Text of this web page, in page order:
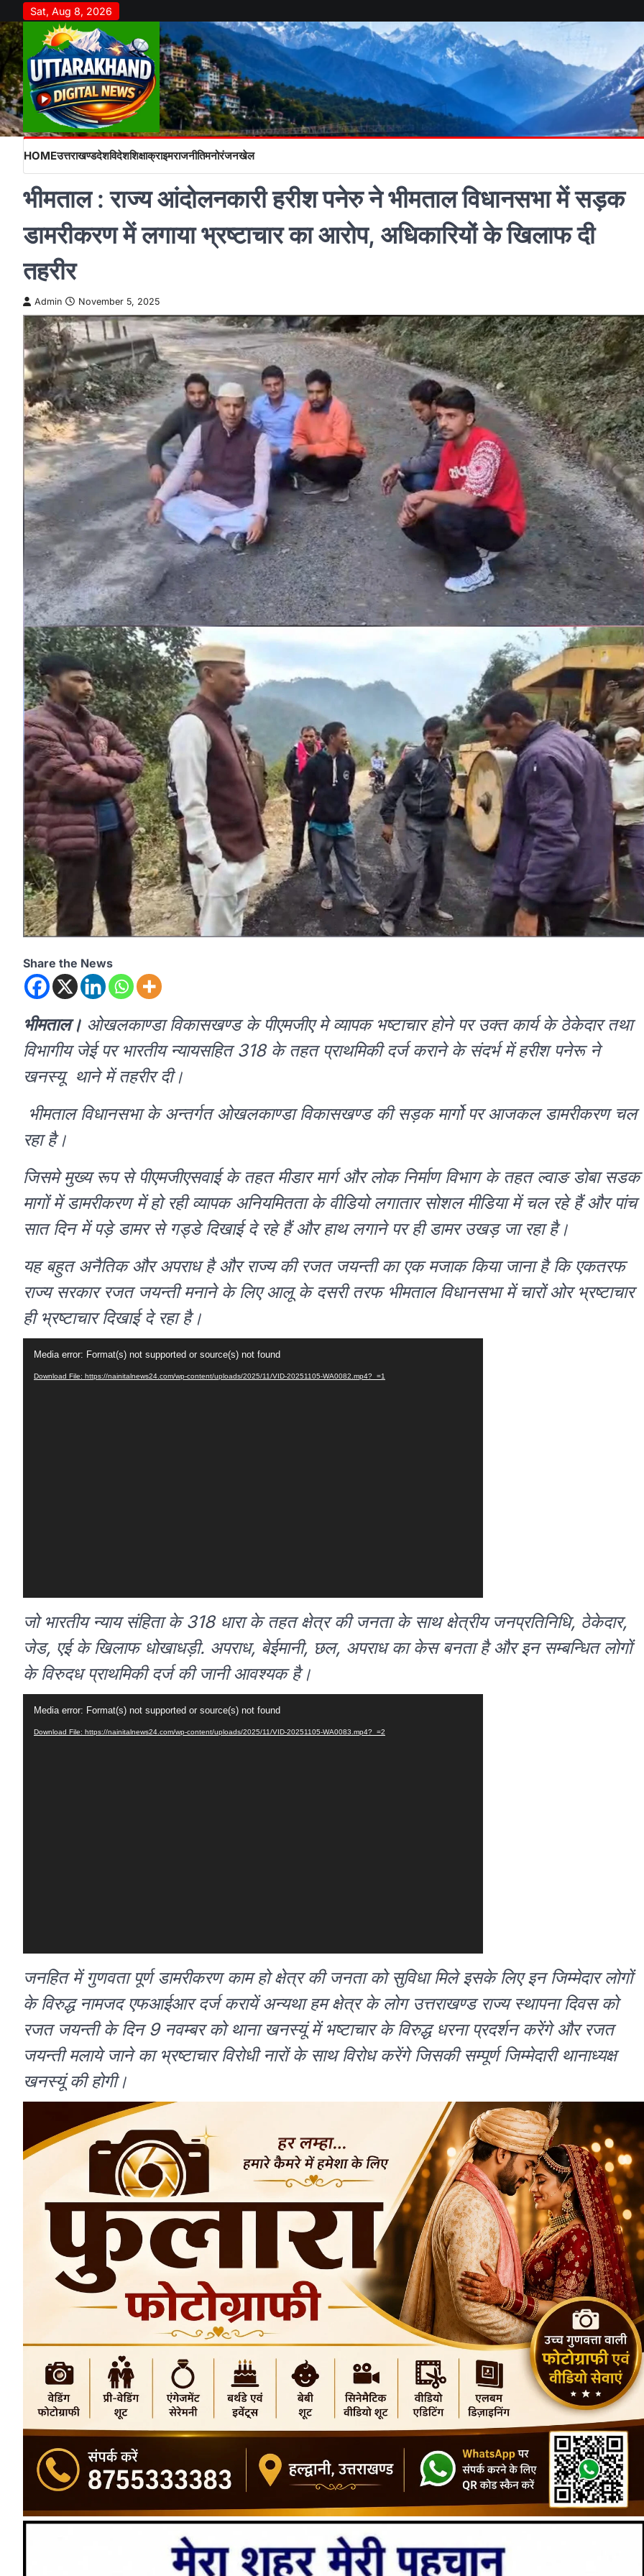
to
content
Sat, Aug 8, 2026
HOMEउत्तराखण्डदेशविदेशशिक्षाक्राइमराजनीतिमनोरंजनखेल
भीमताल : राज्य आंदोलनकारी हरीश पनेरु ने भीमताल विधानसभा में सड़क
डामरीकरण में लगाया भ्रष्टाचार का आरोप, अधिकारियों के खिलाफ दी
तहरीर
Admin November 5, 2025
Share the News
भीमताल। ओखलकाण्डा विकासखण्ड के पीएमजीए मे व्यापक भष्टाचार होने पर उक्त कार्य के ठेकेदार तथा
विभागीय जेई पर भारतीय न्यायसहित 318 के तहत प्राथमिकी दर्ज कराने के संदर्भ में हरीश पनेरू ने
खनस्यू थाने में तहरीर दी।
भीमताल विधानसभा के अन्तर्गत ओखलकाण्डा विकासखण्ड की सड़क मार्गो पर आजकल डामरीकरण चल
रहा है।
जिसमे मुख्य रूप से पीएमजीएसवाई के तहत मीडार मार्ग और लोक निर्माण विभाग के तहत ल्वाङ डोबा सडक
मागों में डामरीकरण में हो रही व्यापक अनियमितता के वीडियो लगातार सोशल मीडिया में चल रहे हैं और पांच
सात दिन में पड़े डामर से गड्डे दिखाई दे रहे हैं और हाथ लगाने पर ही डामर उखड़ जा रहा है।
यह बहुत अनैतिक और अपराध है और राज्य की रजत जयन्ती का एक मजाक किया जाना है कि एकतरफ
राज्य सरकार रजत जयन्ती मनाने के लिए आलू के दसरी तरफ भीमताल विधानसभा में चारों ओर भ्रष्टाचार
ही भ्रष्टाचार दिखाई दे रहा है।
Media error: Format(s) not supported or source(s) not found
Download File: https://nainitalnews24.com/wp-content/uploads/2025/11/VID-20251105-WA0082.mp4?_=1
जो भारतीय न्याय संहिता के 318 धारा के तहत क्षेत्र की जनता के साथ क्षेत्रीय जनप्रतिनिधि, ठेकेदार,
जेड, एई के खिलाफ धोखाधड़ी. अपराध, बेईमानी, छल, अपराध का केस बनता है और इन सम्बन्धित लोगों
के विरुदध प्राथमिकी दर्ज की जानी आवश्यक है।
Media error: Format(s) not supported or source(s) not found
Download File: https://nainitalnews24.com/wp-content/uploads/2025/11/VID-20251105-WA0083.mp4?_=2
जनहित में गुणवता पूर्ण डामरीकरण काम हो क्षेत्र की जनता को सुविधा मिले इसके लिए इन जिम्मेदार लोगों
के विरुद्ध नामजद एफआईआर दर्ज करायें अन्यथा हम क्षेत्र के लोग उत्तराखण्ड राज्य स्थापना दिवस को
रजत जयन्ती के दिन 9 नवम्बर को थाना खनस्यूं में भष्टाचार के विरुद्ध धरना प्रदर्शन करेंगे और रजत
जयन्ती मलाये जाने का भ्रष्टाचार विरोधी नारों के साथ विरोध करेंगे जिसकी सम्पूर्ण जिम्मेदारी थानाध्यक्ष
खनस्यूं की होगी।